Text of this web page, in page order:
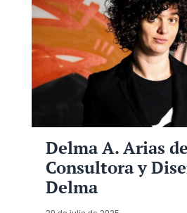
Delma A. Arias
Consultora y
Delma